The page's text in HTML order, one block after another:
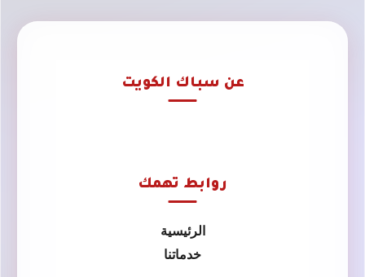
عن سباك الكويت
روابط تهمك
الرئيسية
خدماتنا